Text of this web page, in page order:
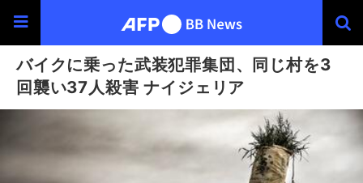
バイクに乗った武装犯罪集団、同じ村を3
回襲い37人殺害 ナイジェリア